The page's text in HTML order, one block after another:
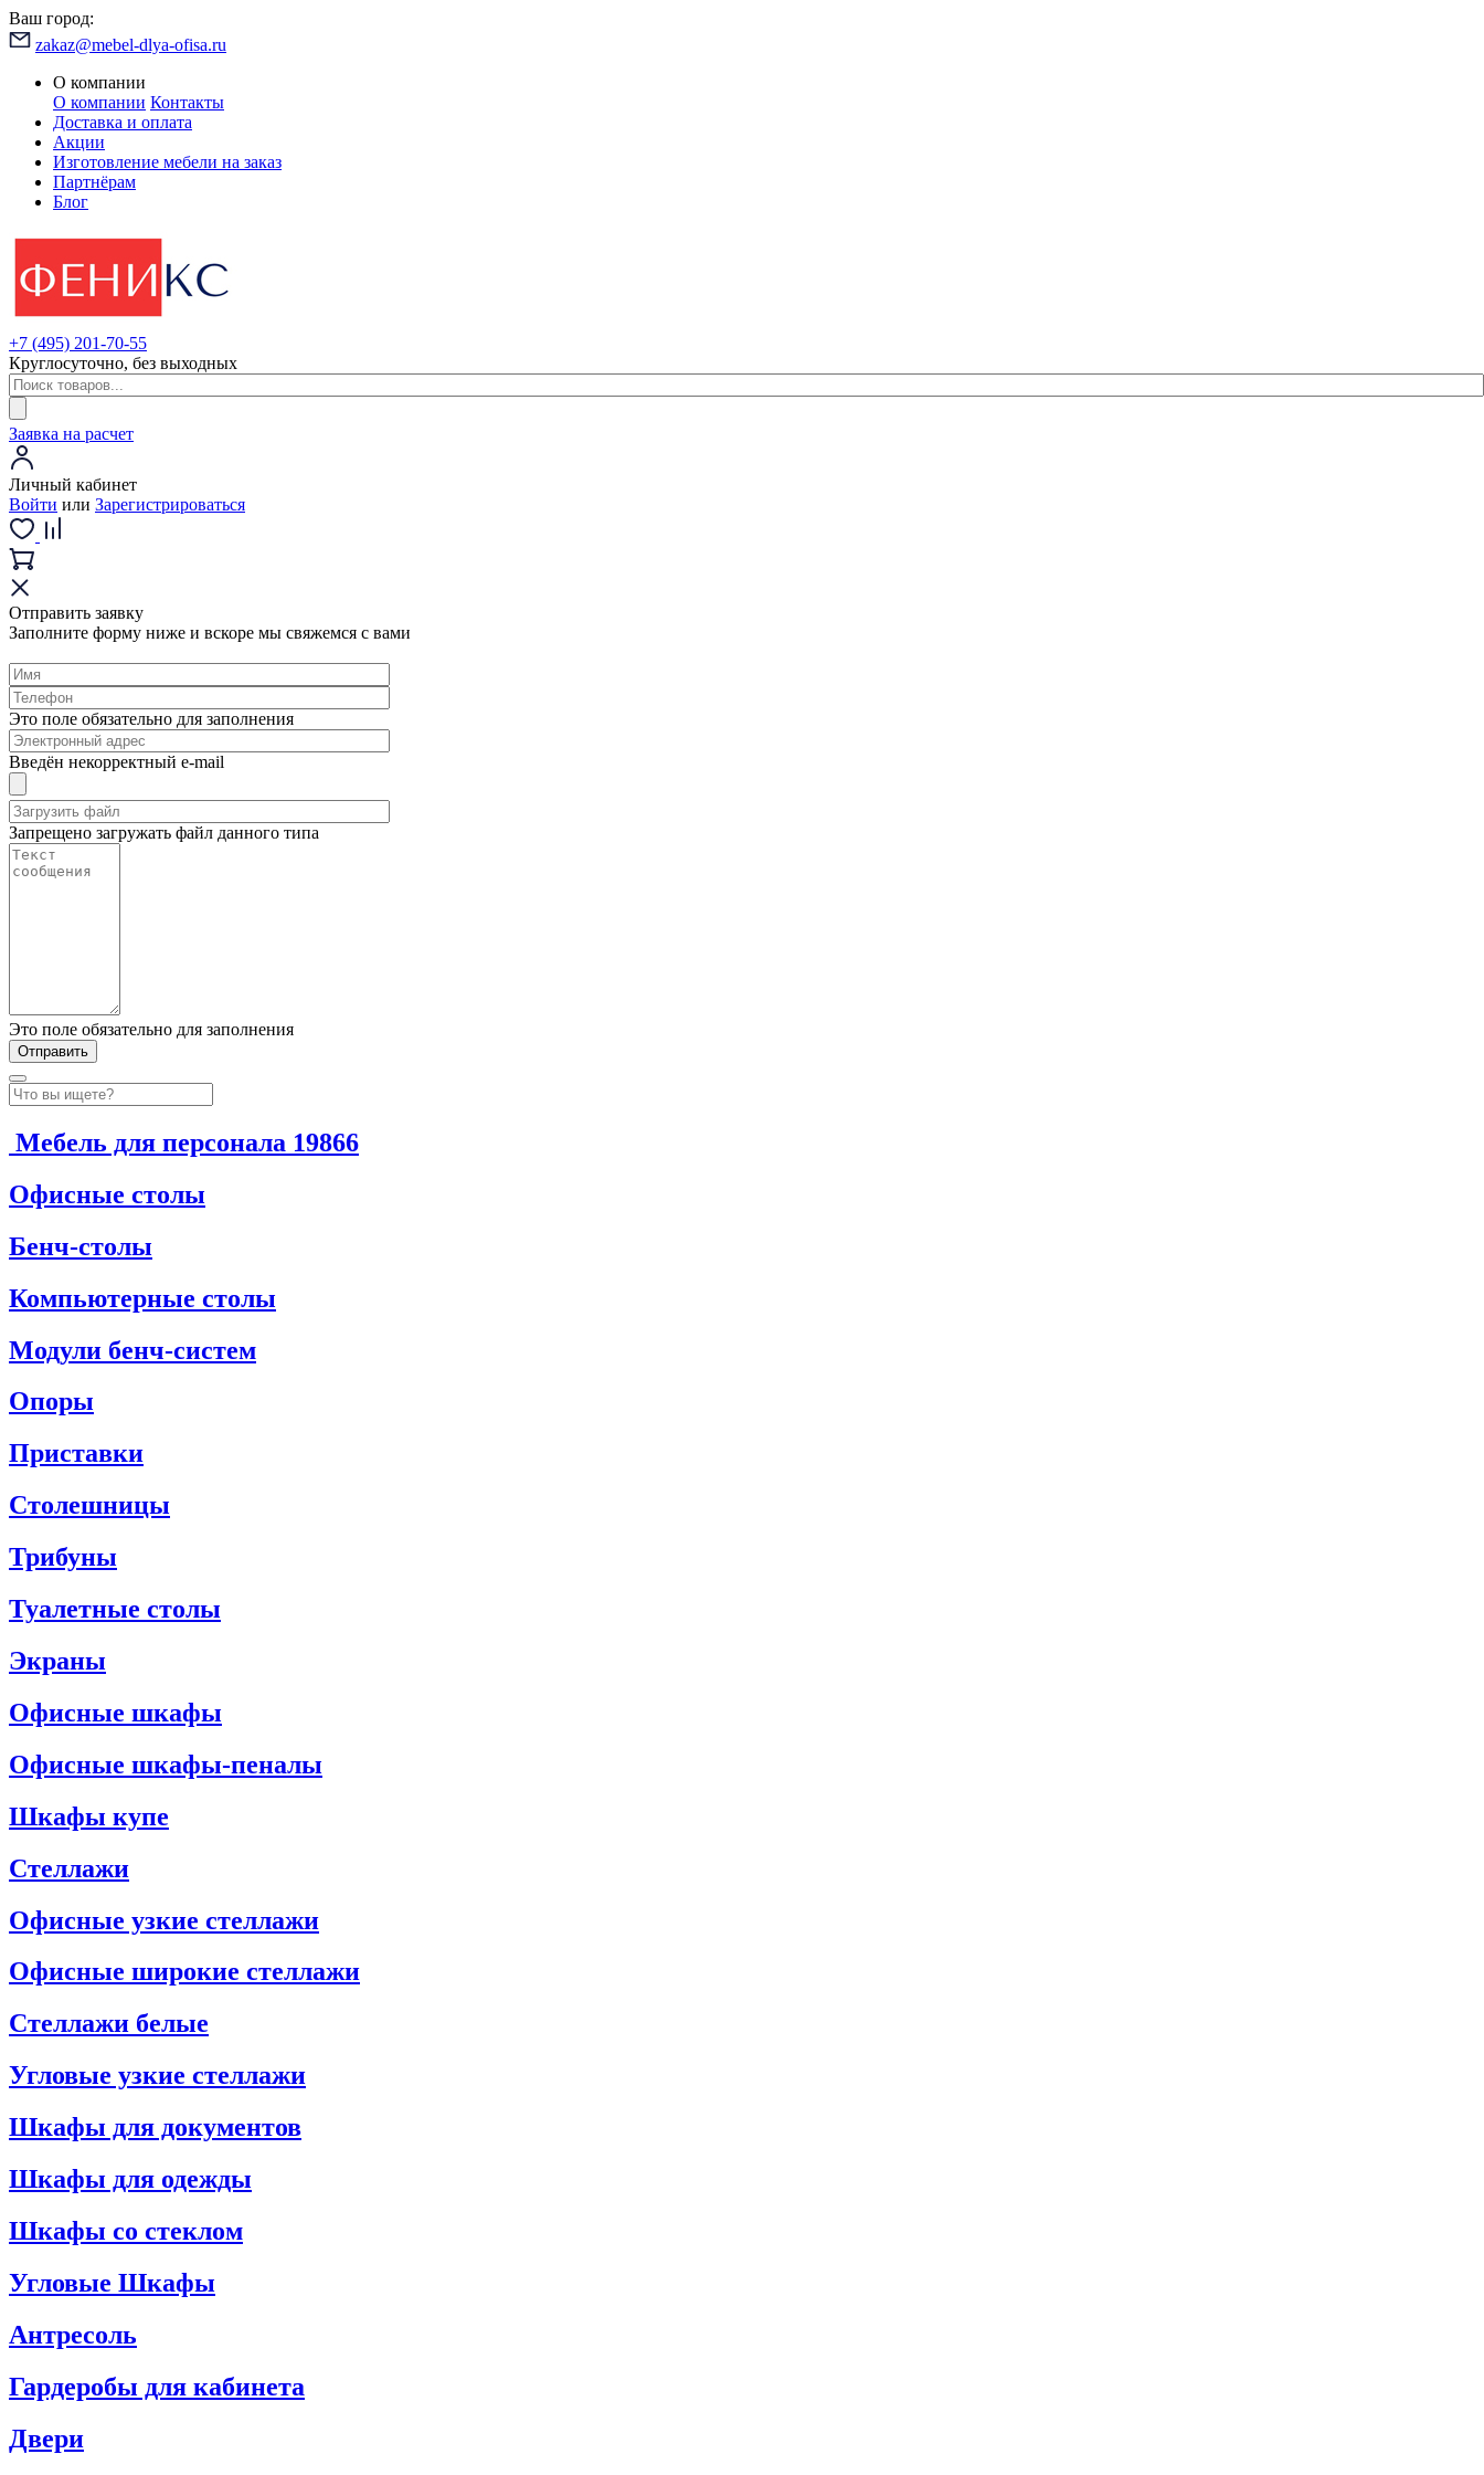
Ваш город:
zakaz@mebel-dlya-ofisa.ru
О компании
О компании Контакты
Доставка и оплата
Акции
Изготовление мебели на заказ
Партнёрам
Блог
+7 (495) 201-70-55
Круглосуточно, без выходных
Заявка на расчет
Личный кабинет
Войти или Зарегистрироваться
Отправить заявку
Заполните форму ниже и вскоре мы свяжемся с вами
Это поле обязательно для заполнения
Введён некорректный e-mail
Запрещено загружать файл данного типа
Это поле обязательно для заполнения
Мебель для персонала 19866
Офисные столы
Бенч-столы
Компьютерные столы
Модули бенч-систем
Опоры
Приставки
Столешницы
Трибуны
Туалетные столы
Экраны
Офисные шкафы
Офисные шкафы-пеналы
Шкафы купе
Стеллажи
Офисные узкие стеллажи
Офисные широкие стеллажи
Стеллажи белые
Угловые узкие стеллажи
Шкафы для документов
Шкафы для одежды
Шкафы со стеклом
Угловые Шкафы
Антресоль
Гардеробы для кабинета
Двери